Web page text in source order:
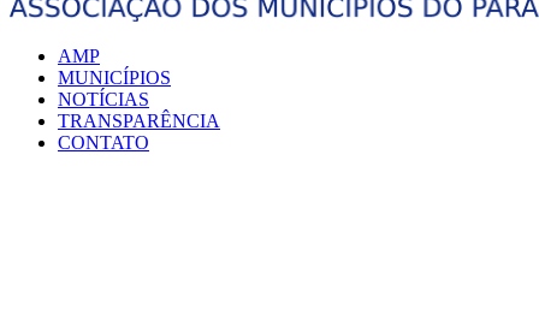
AMP
MUNICÍPIOS
NOTÍCIAS
TRANSPARÊNCIA
CONTATO